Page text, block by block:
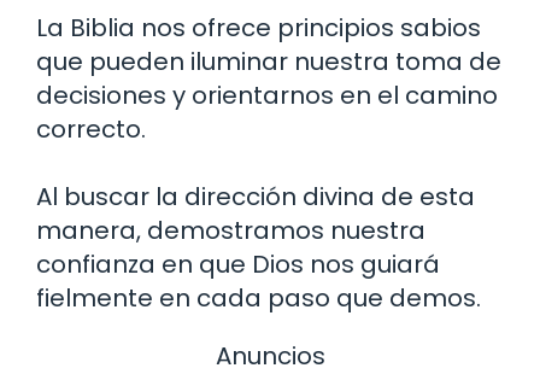
La Biblia nos ofrece principios sabios
que pueden iluminar nuestra toma de
decisiones y orientarnos en el camino
correcto.
Al buscar la dirección divina de esta
manera, demostramos nuestra
confianza en que Dios nos guiará
fielmente en cada paso que demos.
Anuncios